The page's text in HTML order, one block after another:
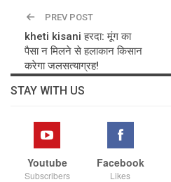
PREV POST
kheti kisani हरदा: मूंग का
पैसा न मिलने से हलाकान किसान
करेगा जलसत्याग्रह!
STAY WITH US
Youtube
Subscribers
Facebook
Likes